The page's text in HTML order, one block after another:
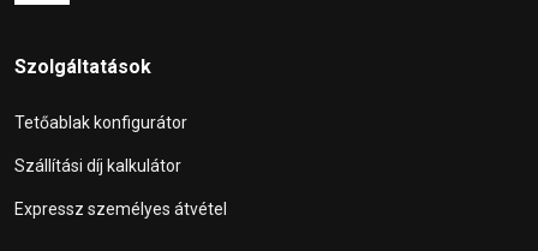
Szolgáltatások
Tetőablak konfigurátor
Szállítási díj kalkulátor
Expressz személyes átvétel